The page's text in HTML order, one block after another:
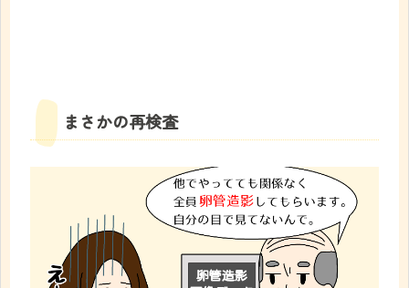
まさかの再検査